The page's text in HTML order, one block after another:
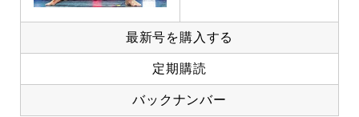
最新号を購入する
定期購読
バックナンバー